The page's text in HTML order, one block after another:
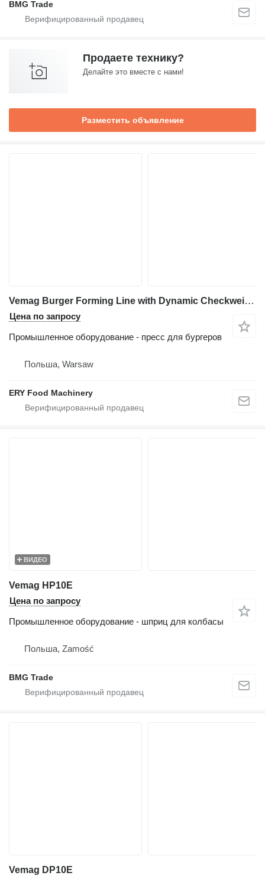
BMG Trade
Продаете технику?
Делайте это вместе с нами!
Разместить объявление
Vemag Burger Forming Line with Dynamic Checkweigher
Цена по запросу
Промышленное оборудование - пресс для бургеров
Польша, Warsaw
ERY Food Machinery
ВИДЕО
Vemag HP10E
Цена по запросу
Промышленное оборудование - шприц для колбасы
Польша, Zamość
BMG Trade
Vemag DP10E